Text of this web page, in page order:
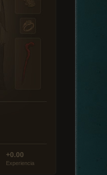
+0.00
Experiencia